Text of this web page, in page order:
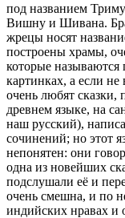
под названием
Вишну и Шивана.
жрецы носят
построены храмы,
которые называются
картинках, а если
очень любят сказки,
древнем языке, на
наш русский),
сочинений; но этот
непонятен: они
одна из новейших
подслушали её и
очень смешна, и по
индийских нравах и